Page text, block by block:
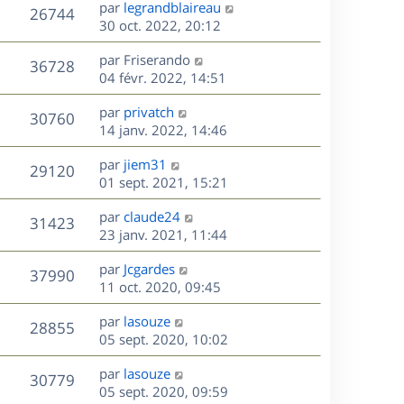
s
n
i
e
r
m
e
s
s
a
g
e
26744V
u
e
s
D
e
r
n
i
e
r
m
e
s
s
a
g
e
par legrandblaireau
30 oct. 2022, 20:12
36728V
u
s
D
e
r
n
i
e
r
m
e
s
s
a
g
e
par Friserando
04 févr. 2022, 14:51
30760V
u
s
D
e
r
n
i
e
r
m
e
s
s
a
g
e
par privatch
14 janv. 2022, 14:46
29120V
u
e
s
D
e
r
n
i
e
r
m
e
s
s
a
g
e
par jiem31
01 sept. 2021, 15:21
31423V
u
D
e
r
n
i
e
r
m
e
s
s
par claude24
23 janv. 2021, 11:44
37990V
u
s
D
e
r
n
i
e
r
m
par Jcgardes
11 oct. 2020, 09:45
28855V
u
D
e
r
n
i
par lasouze
05 sept. 2020, 10:02
30779V
D
e
par lasouze
05 sept. 2020, 09:59